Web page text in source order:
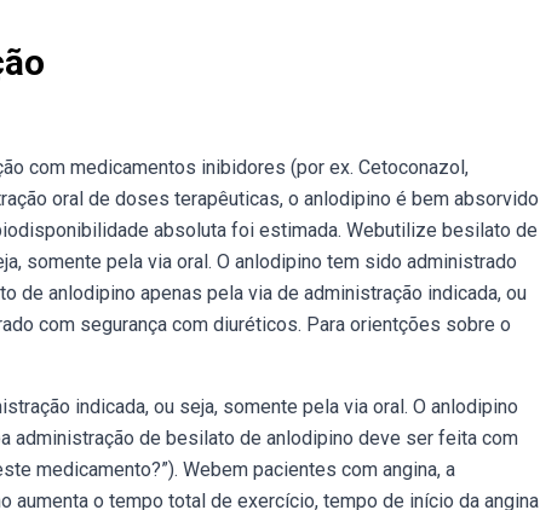
com medicamentos inibidores (por ex. Cetoconazol,
oral de doses terapêuticas, o anlodipino é bem absorvido
absoluta foi estimada. Webutilize besilato de
somente pela via oral. O anlodipino tem sido administrado
anlodipino apenas pela via de administração indicada, ou
com segurança com diuréticos. Para orientções sobre o
indicada, ou seja, somente pela via oral. O anlodipino
administração de besilato de anlodipino deve ser feita com
medicamento?”). Webem pacientes com angina, a
o tempo total de exercício, tempo de início da angina